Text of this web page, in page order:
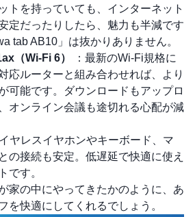
トを持っていても、インターネット
定だったりしたら、魅力も半減です
tab AB10」は抜かりありません。
（Wi-Fi 6）
：最新のWi-Fi規格に
応ルーターと組み合わせれば、より
可能です。ダウンロードもアップロ
オンライン会議も途切れる心配が減
イヤレスイヤホンやキーボード、マ
の接続も安定。低遅延で快適に使え
です。
家の中にやってきたかのように、あ
を快適にしてくれるでしょう。